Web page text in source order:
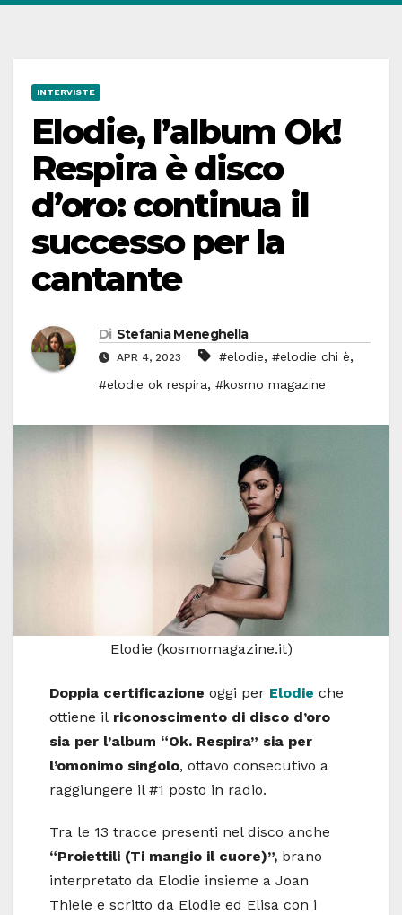
INTERVISTE
Elodie, l’album Ok!
Respira è disco
d’oro: continua il
successo per la
cantante
Di Stefania Meneghella
APR 4, 2023 #elodie, #elodie chi è,
#elodie ok respira, #kosmo magazine
Elodie (kosmomagazine.it)
Doppia certificazione oggi per Elodie che
ottiene il riconoscimento di disco d’oro
sia per l’album “Ok. Respira” sia per
l’omonimo singolo, ottavo consecutivo a
raggiungere il #1 posto in radio.
Tra le 13 tracce presenti nel disco anche
“Proiettili (Ti mangio il cuore)”, brano
interpretato da Elodie insieme a Joan
Thiele e scritto da Elodie ed Elisa con i